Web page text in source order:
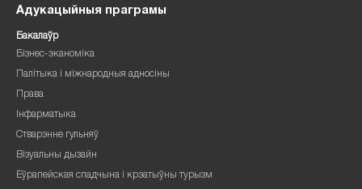
Адукацыйныя праграмы
Бакалаўр
Бізнес-эканоміка
Палітыка і міжнародныя адносіны
Права
Інфарматыка
Стварэнне гульняў
Візуальны дызайн
Еўрапейская спадчына і крэатыўны турызм